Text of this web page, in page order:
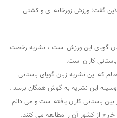
گفت: ورزش زورخانه ای و کشتی
گویای این ورزش است ، نشریه رخصت
کاران است.
که این نشریه زبان گویای باستانی
وسیله این نشریه به گوش همگان برسد .
باستانی کاران یافته است و می دانم
از کشور آن را مطالعه می کنند.